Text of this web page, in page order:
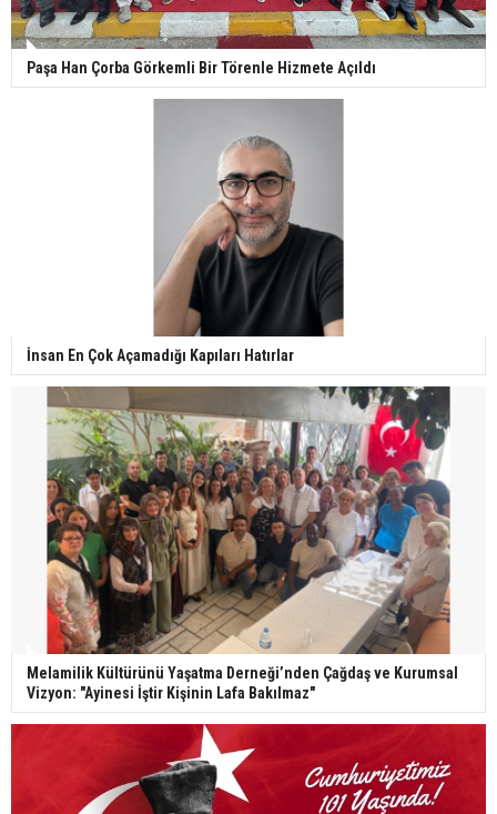
Paşa Han Çorba Görkemli Bir Törenle Hizmete Açıldı
İnsan En Çok Açamadığı Kapıları Hatırlar
Melamilik Kültürünü Yaşatma Derneği’nden Çağdaş ve Kurumsal
Vizyon: "Ayinesi İştir Kişinin Lafa Bakılmaz"